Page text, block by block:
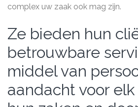
complex uw zaak ook mag zijn.
Ze bieden hun
betrouwbare
middel van
aandacht voor